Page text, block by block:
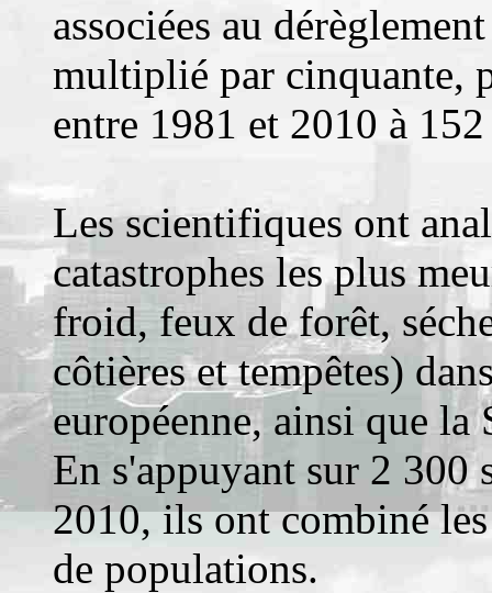
associées au
multiplié par cinquante,
entre 1981 et 2010 à
Les scientifiques ont
catastrophes les plus
froid, feux de forêt,
côtières et tempêtes)
européenne, ainsi que
En s'appuyant sur 2 300
2010, ils ont combiné
de populations.